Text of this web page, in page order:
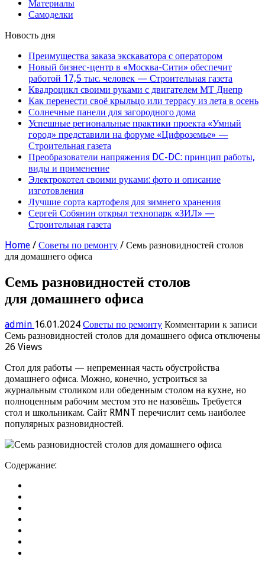
Материалы
Самоделки
Новость дня
Преимущества заказа экскаватора с оператором
Новый бизнес-центр в «Москва-Сити» обеспечит
работой 17,5 тыс. человек — Строительная газета
Квадроцикл своими руками с двигателем МТ Днепр
Как перенести своё крыльцо или террасу из лета в осень
Солнечные панели для загородного дома
Успешные региональные практики проекта «Умный
город» представили на форуме «Цифроземье» —
Строительная газета
Преобразователи напряжения DC-DC: принцип работы,
виды и применение
Электрокотел своими руками: фото и описание
изготовления
Лучшие сорта картофеля для зимнего хранения
Сергей Собянин открыл технопарк «ЗИЛ» —
Строительная газета
Home / Советы по ремонту / Семь разновидностей столов
для домашнего офиса
Семь разновидностей столов
для домашнего офиса
admin 16.01.2024 Советы по ремонту Комментарии к записи
Семь разновидностей столов для домашнего офиса отключены
26 Views
Стол для работы — непременная часть обустройства
домашнего офиса. Можно, конечно, устроиться за
журнальным столиком или обеденным столом на кухне, но
полноценным рабочим местом это не назовёшь. Требуется
стол и школьникам. Сайт RMNT перечислит семь наиболее
популярных разновидностей.
Содержание: